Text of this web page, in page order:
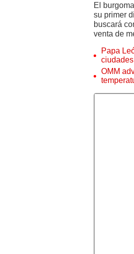
El
su primer
buscará
venta de
Papa
ciudades
OMM